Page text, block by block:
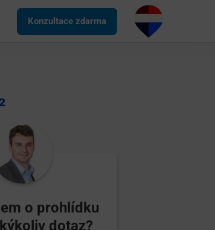
Konzultace zdarma
o prohlídku
dotaz?